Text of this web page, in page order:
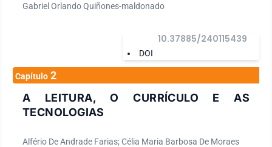
Gabriel Orlando Quiñones-maldonado
DOI
10.37885/240115439
Capítulo 2
A LEITURA, O CURRÍCULO E AS
TECNOLOGIAS
Alfério De Andrade Farias; Célia Maria Barbosa De Moraes